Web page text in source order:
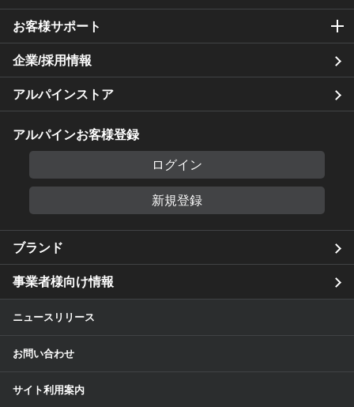
お客様サポート
企業/採用情報
アルパインストア
アルパインお客様登録
ログイン
新規登録
ブランド
事業者様向け情報
ニュースリリース
お問い合わせ
サイト利用案内